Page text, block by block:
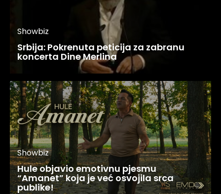
Showbiz
Srbija: Pokrenuta peticija za zabranu
koncerta Dine Merlina
Showbiz
Hule objavio emotivnu pjesmu
“Amanet” koja je već osvojila srca
publike!